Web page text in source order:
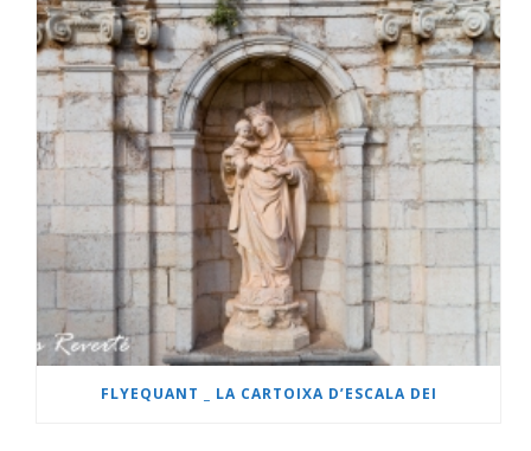
FLYEQUANT _ LA CARTOIXA D’ESCALA DEI